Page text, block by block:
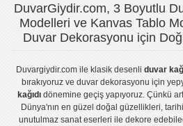
DuvarGiydir.com, 3 Boyutlu
Modelleri ve Kanvas Tablo
Duvar Dekorasyonu için
Duvargiydir.comile klasik desenli duvar
bırakıyoruz veduvar dekorasyonu için
kağıdıdönemine geçiş yapıyoruz. Çünkü
Dünya'nın en güzel doğal güzellikleri,
unutulmaz sanat eserleri ile dekore